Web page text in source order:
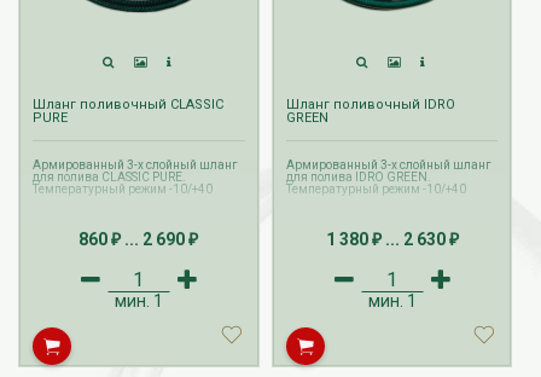
Шланг поливочный CLASSIC
PURE
Армированный 3-х слойный шланг
для полива CLASSIC PURE.
Температурный режим -10/+40
860₽ ... 2 690₽
мин. 1
Шланг поливочный IDRO
GREEN
Армированный 3-х слойный шланг
для полива IDRO GREEN.
Температурный режим -10/+40
1 380 ₽... 2 630 ₽
мин. 1